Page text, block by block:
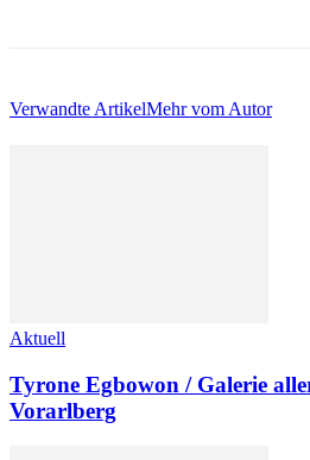
Verwandte ArtikelMehr vom Autor
Aktuell
Tyrone Egbowon / Galerie
Vorarlberg